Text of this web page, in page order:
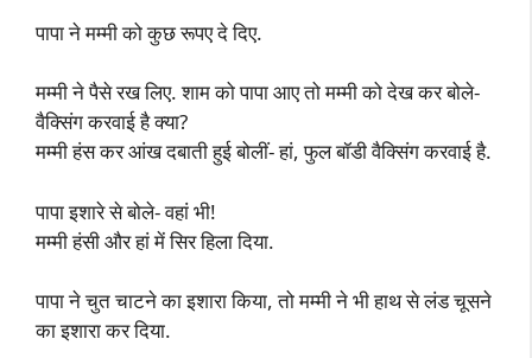
पापा ने मम्मी को कुछ रूपए दे दिए.
मम्मी ने पैसे रख लिए. शाम को पापा आए तो मम्मी को देख कर बोले-
वैक्सिंग करवाई है क्या?
मम्मी हंस कर आंख दबाती हुई बोलीं- हां, फुल बॉडी वैक्सिंग करवाई है.
पापा इशारे से बोले- वहां भी!
मम्मी हंसी और हां में सिर हिला दिया.
पापा ने चुत चाटने का इशारा किया, तो मम्मी ने भी हाथ से लंड चूसने
का इशारा कर दिया.